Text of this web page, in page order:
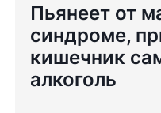
Пьянеет от
синдроме,
кишечник
алкоголь